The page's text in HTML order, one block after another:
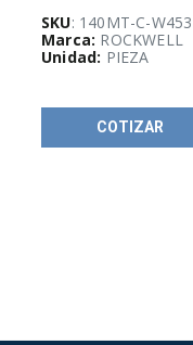
SKU: 140MT-C-W453
Marca: ROCKWELL
Unidad: PIEZA
COTIZAR